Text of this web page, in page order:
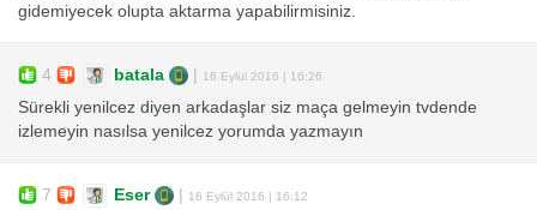
gidemiyecek olupta aktarma yapabilirmisiniz.
4 batala | 16 Eylül 2016 | 16:26
Sürekli yenilcez diyen arkadaşlar siz maça gelmeyin tvdende
izlemeyin nasılsa yenilcez yorumda yazmayın
7 Eser | 16 Eylül 2016 | 16:12